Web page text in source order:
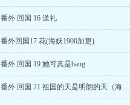
番外 回国 16 送礼
番外回国17 花(海妖1900加更)
番外 回国 19 她可真是bang
番外 回国 21 祖国的天是明朗的天（海妖2000珠加更）